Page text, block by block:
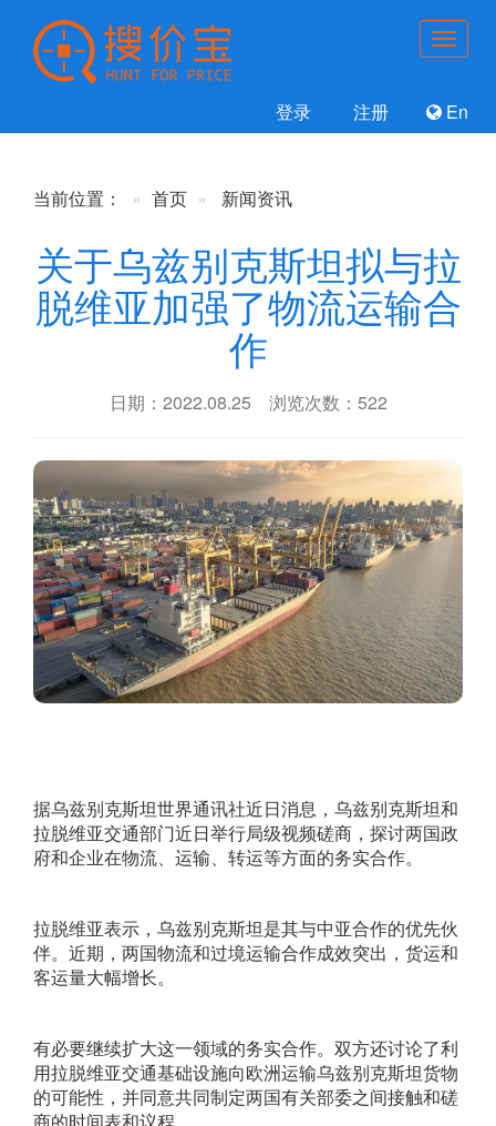
登录 注册 En
当前位置： 首页 新闻资讯
关于乌兹别克斯坦拟与拉
脱维亚加强了物流运输合
作
日期：2022.08.25 浏览次数：522
据乌兹别克斯坦世界通讯社近日消息，乌兹别克斯坦和
拉脱维亚交通部门近日举行局级视频磋商，探讨两国政
府和企业在物流、运输、转运等方面的务实合作。
拉脱维亚表示，乌兹别克斯坦是其与中亚合作的优先伙
伴。近期，两国物流和过境运输合作成效突出，货运和
客运量大幅增长。
有必要继续扩大这一领域的务实合作。双方还讨论了利
用拉脱维亚交通基础设施向欧洲运输乌兹别克斯坦货物
的可能性，并同意共同制定两国有关部委之间接触和磋